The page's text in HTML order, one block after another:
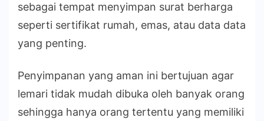
sebagai tempat menyimpan surat berharga
seperti sertifikat rumah, emas, atau data data
yang penting.
Penyimpanan yang aman ini bertujuan agar
lemari tidak mudah dibuka oleh banyak orang
sehingga hanya orang tertentu yang memiliki